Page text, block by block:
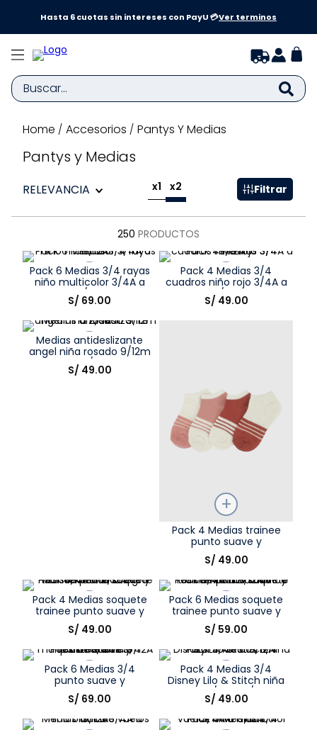
Hasta 6 cuotas sin intereses con PayU 💳Ver terminos
Buscar...
Accesorios Pantys Y Medias
Pantys y Medias
RELEVANCIA x1 x2 Filtrar
250 PRODUCTOS
Elige una opción
COMPRAR
Pack 6 Medias 3/4 rayas
niño multicolor 3/4A a
9/12A
S/ 69.00
Pack 4 Medias 3/4
cuadros niño rojo 3/4A a
9/12A
S/ 49.00
Medias antideslizante
angel niña rosado 9/12m
a 2/3A
S/ 49.00
Talla
Elige una opción
COMPRAR
Pack 4 Medias trainee
punto suave y
resistente niña rosado
3/4A a 9/12A
S/ 49.00
Elige una opción
COMPRAR
Pack 4 Medias soquete
trainee punto suave y
resistente niño negro
3/4A a 9/12A
S/ 49.00
Elige una opción
COMPRAR
Pack 6 Medias soquete
trainee punto suave y
resistente niño blanco
3/4A a 9/12A
S/ 59.00
Elige una opción
Pack 6 Medias 3/4
punto suave y
resistente niño
multicolor 3/4A a 9/12A
S/ 69.00
Elige una opción
Pack 4 Medias 3/4
Disney Lilo & Stitch niña
azul 3/4A a 9/12A
S/ 49.00
TÉRMINOS MÁS BUSCADOS
zapatillas niña
sandalias niña
bebe
zapatos niña
niño
sandalias niño